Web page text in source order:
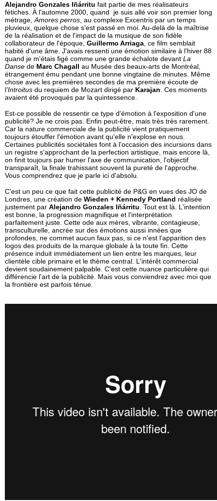
Alejandro Gonzales Iñárritu fait partie de mes réalisateurs
fétiches. À l'automne 2000, quand je suis allé voir son premier long
métrage,Amores perros, au complexe Excentris par un temps
pluvieux, quelque chose s'est passé en moi. Au-delà de la maîtrise
de la réalisation et de l'impact de la musique de son fidèle
collaborateur de l'époque, Guillermo Arriaga, ce film semblait
habité d'une âme. J'avais ressenti une émotion similaire à l'hiver 88
quand je m'étais figé comme une grande échalote devant La
Danse de Marc Chagall au Musée des beaux-arts de Montréal,
étrangement ému pendant une bonne vingtaine de minutes. Même
chose avec les premières secondes de ma première écoute de
l'Introitus du requiem de Mozart dirigé par Karajan. Ces moments
avaient été provoqués par la quintessence.
Est-ce possible de ressentir ce type d'émotion à l'exposition d'une
publicité? Je ne crois pas. Enfin peut-être, mais très très rarement.
Car la nature commerciale de la publicité vient pratiquement
toujours étouffer l'émotion avant qu'elle n'explose en nous.
Certaines publicités sociétales font à l'occasion des incursions dans
un registre s'approchant de la perfection artistique, mais encore là,
on finit toujours par humer l'axe de communication, l'objectif
transparaît, la finale trahissant souvent la pureté de l'approche.
Vous comprendrez que je parle ici d'absolu.
C'est un peu ce que fait cette publicité de P&G en vues des JO de
Londres, une création de Wieden + Kennedy Portland réalisée
justement par Alejandro Gonzales Iñárritu. Tout est là. L'intention
est bonne, la progression magnifique et l'interprétation
parfaitement juste. Cette ode aux mères, vibrante, contagieuse,
transculturelle, ancrée sur des émotions aussi innées que
profondes, ne commet aucun faux pas, si ce n'est l'apparition des
logos des produits de la marque globale à la toute fin. Cette
présence induit immédiatement un lien entre les marques, leur
clientèle cible primaire et le thème central. L'intérêt commercial
devient soudainement palpable. C'est cette nuance particulière qui
différencie l'art de la publicité. Mais vous conviendrez avec moi que
la frontière est parfois ténue.